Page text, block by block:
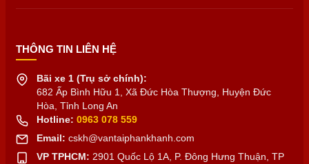
THÔNG TIN LIÊN HỆ
Bãi xe 1 (Trụ sở chính):
682 Ấp Bình Hữu 1, Xã Đức Hòa Thượng, Huyện Đức
Hòa, Tỉnh Long An
Hotline: 0963 078 559
Email: cskh@vantaiphankhanh.com
VP TPHCM: 2901 Quốc Lộ 1A, P. Đông Hưng Thuận, TP